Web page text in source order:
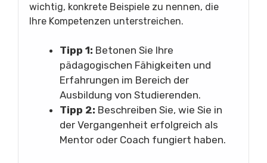
wichtig, konkrete Beispiele zu nennen, die
Ihre Kompetenzen unterstreichen.
Tipp 1: Betonen Sie Ihre
pädagogischen Fähigkeiten und
Erfahrungen im Bereich der
Ausbildung von Studierenden.
Tipp 2: Beschreiben Sie, wie Sie in
der Vergangenheit erfolgreich als
Mentor oder Coach fungiert haben.